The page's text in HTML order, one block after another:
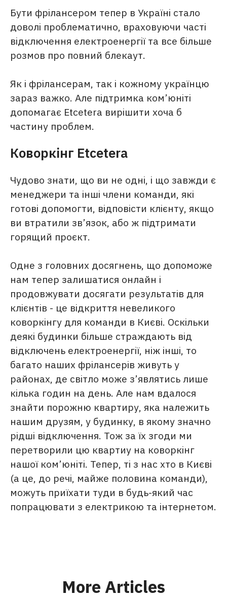
Бути фрілансером тепер в Україні стало
доволі проблематично, враховуючи часті
відключення електроенергії та все більше
розмов про повний блекаут.
Як і фрілансерам, так і кожному українцю
зараз важко. Але підтримка ком’юніті
допомагає Etcetera вирішити хоча б
частину проблем.
Коворкінг Etcetera
Чудово знати, що ви не одні, і що завжди є
менеджери та інші члени команди, які
готові допомогти, відповісти клієнту, якщо
ви втратили зв’язок, або ж підтримати
горящий проєкт.
Одне з головних досягнень, що допоможе
нам тепер залишатися онлайн і
продовжувати досягати результатів для
клієнтів - це відкриття невеликого
коворкінгу для команди в Києві. Оскільки
деякі будинки більше страждають від
відключень електроенергії, ніж інші, то
багато наших фрілансерів живуть у
районах, де світло може з’являтись лише
кілька годин на день. Але нам вдалося
знайти порожню квартиру, яка належить
нашим друзям, у будинку, в якому значно
рідші відключення. Тож за їх згоди ми
перетворили цю квартиу на коворкінг
нашої ком’юніті. Тепер, ті з нас хто в Києві
(а це, до речі, майже половина команди),
можуть приїхати туди в будь-який час
попрацювати з електрикою та інтернетом.
More Articles